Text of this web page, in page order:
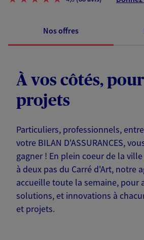
Nos offres
À vos côtés,
projets
Particuliers, professionnels,
votre BILAN D'ASSURANCES,
gagner ! En plein coeur de la
à deux pas du Carré d'Art, notre
accueille toute la semaine, pour
solutions, et innovations à
et projets.